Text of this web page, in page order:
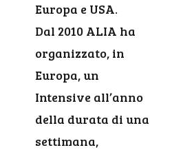
Europa e USA.
Dal 2010 ALIA ha
organizzato, in
Europa, un
Intensive all’anno
della durata di una
settimana,